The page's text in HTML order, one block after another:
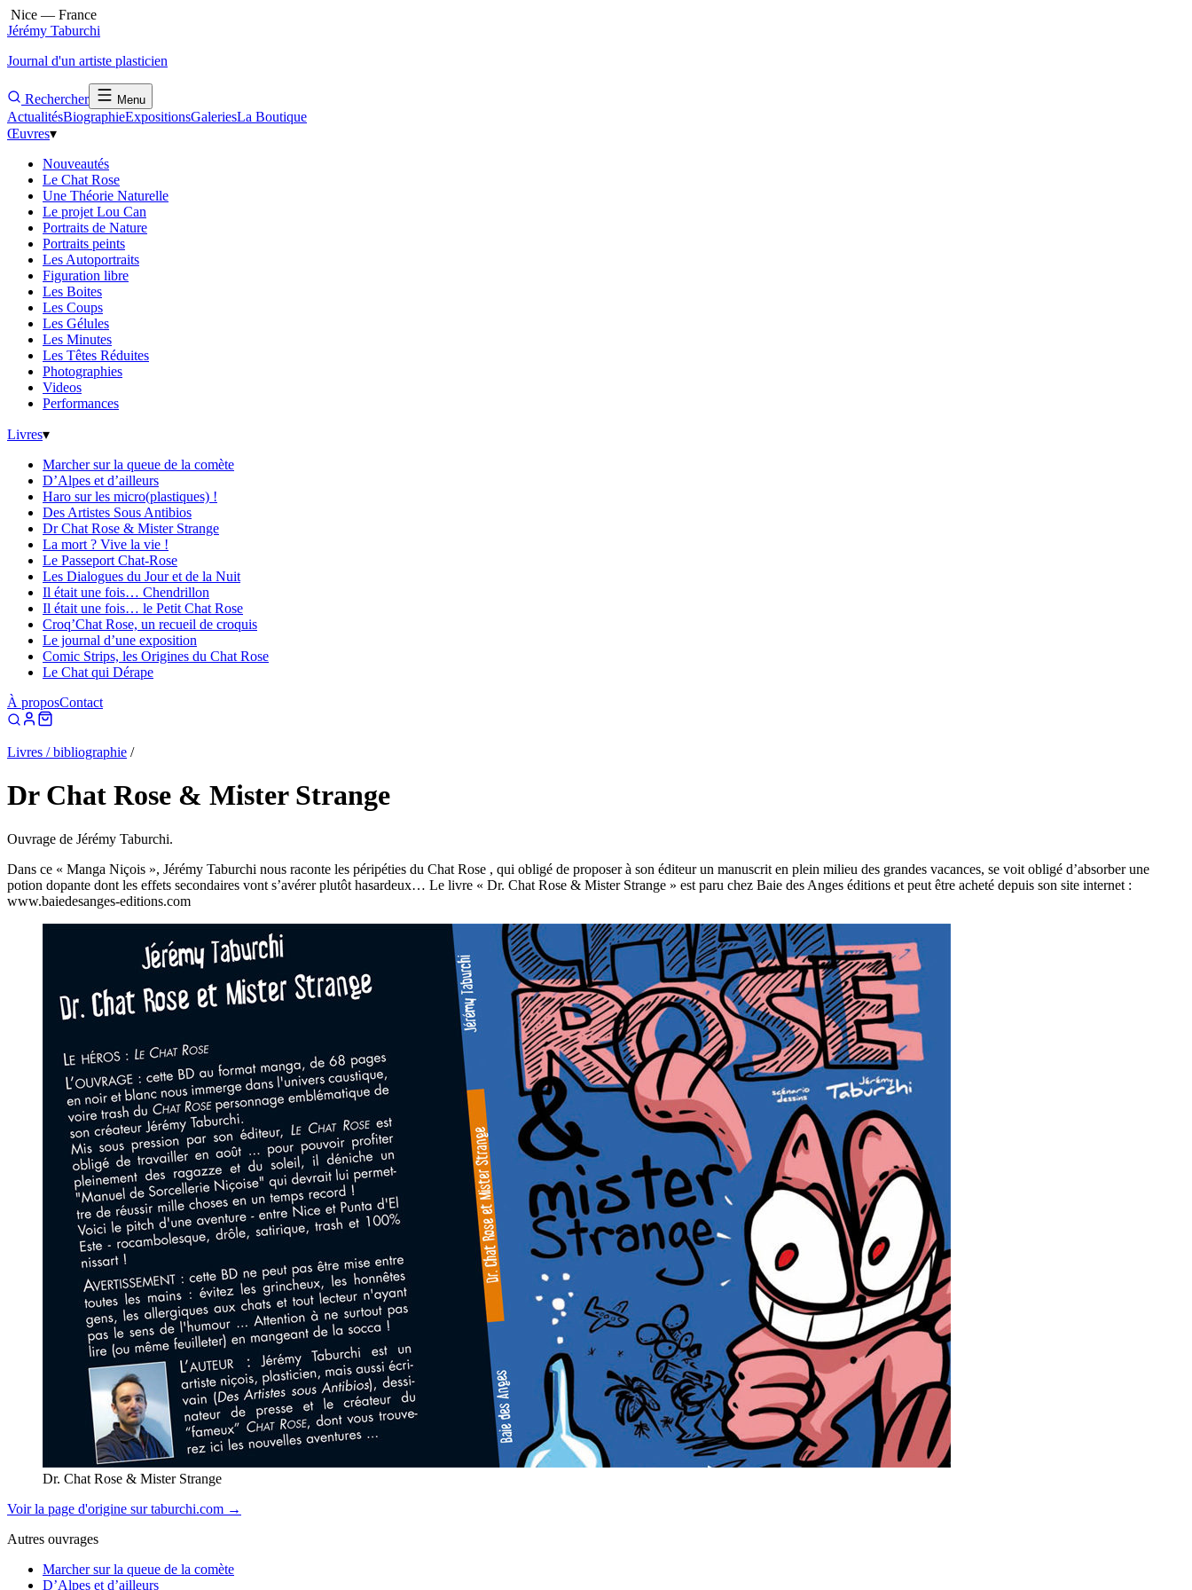
Nice — France
Jérémy Taburchi
Journal d'un artiste plasticien
Rechercher Menu
ActualitésBiographieExpositionsGaleriesLa Boutique
Œuvres▾
Nouveautés
Le Chat Rose
Une Théorie Naturelle
Le projet Lou Can
Portraits de Nature
Portraits peints
Les Autoportraits
Figuration libre
Les Boites
Les Coups
Les Gélules
Les Minutes
Les Têtes Réduites
Photographies
Videos
Performances
Livres▾
Marcher sur la queue de la comète
D’Alpes et d’ailleurs
Haro sur les micro(plastiques) !
Des Artistes Sous Antibios
Dr Chat Rose & Mister Strange
La mort ? Vive la vie !
Le Passeport Chat-Rose
Les Dialogues du Jour et de la Nuit
Il était une fois… Chendrillon
Il était une fois… le Petit Chat Rose
Croq’Chat Rose, un recueil de croquis
Le journal d’une exposition
Comic Strips, les Origines du Chat Rose
Le Chat qui Dérape
À proposContact
Livres / bibliographie /
Dr Chat Rose & Mister Strange
Ouvrage de Jérémy Taburchi.
Dans ce « Manga Niçois », Jérémy Taburchi nous raconte les péripéties du Chat Rose , qui obligé de proposer à son éditeur un manuscrit en plein milieu des grandes vacances, se voit obligé d’absorber une
potion dopante dont les effets secondaires vont s’avérer plutôt hasardeux… Le livre « Dr. Chat Rose & Mister Strange » est paru chez Baie des Anges éditions et peut être acheté depuis son site internet :
www.baiedesanges-editions.com
Dr. Chat Rose & Mister Strange
Voir la page d'origine sur taburchi.com →
Autres ouvrages
Marcher sur la queue de la comète
D’Alpes et d’ailleurs